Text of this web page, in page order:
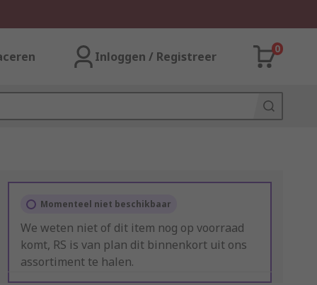
Inloggen / Registreer
0
Momenteel niet beschikbaar
We weten niet of dit item nog op voorraad
komt, RS is van plan dit binnenkort uit ons
assortiment te halen.